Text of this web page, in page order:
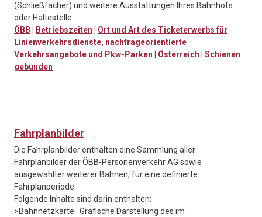
(Schließfächer) und weitere Ausstattungen Ihres Bahnhofs
oder Haltestelle.
ÖBB
Betriebszeiten
Ort und Art des Ticketerwerbs für
Linienverkehrsdienste, nachfrageorientierte
Verkehrsangebote und Pkw-Parken
Österreich
Schienen
gebunden
Fahrplanbilder
Die Fahrplanbilder enthalten eine Sammlung aller
Fahrplanbilder der ÖBB-Personenverkehr AG sowie
ausgewählter weiterer Bahnen, für eine definierte
Fahrplanperiode.
Folgende Inhalte sind darin enthalten:
>Bahnnetzkarte: Grafische Darstellung des im